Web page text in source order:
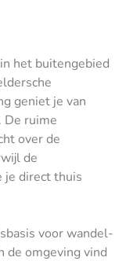
het buitengebied
geniet je van
De ruime
over de
de
je direct thuis
voor wandel-
de omgeving vind